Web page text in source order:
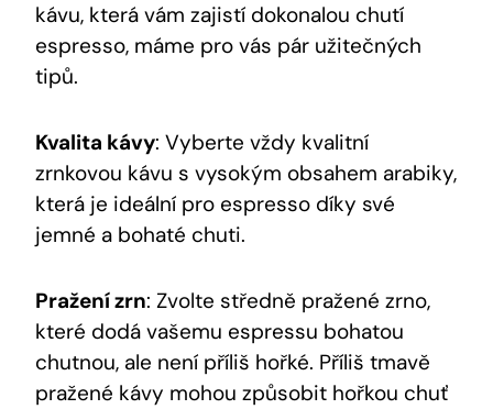
kávu, která vám zajistí dokonalou chutí
espresso, máme pro vás pár užitečných
tipů.
Kvalita kávy: Vyberte vždy kvalitní
zrnkovou kávu s vysokým obsahem arabiky,
která je ideální pro espresso díky své
jemné a bohaté chuti.
Pražení zrn: Zvolte středně pražené zrno,
které dodá vašemu espressu bohatou
chutnou, ale není příliš hořké. Příliš tmavě
pražené kávy mohou způsobit hořkou chuť